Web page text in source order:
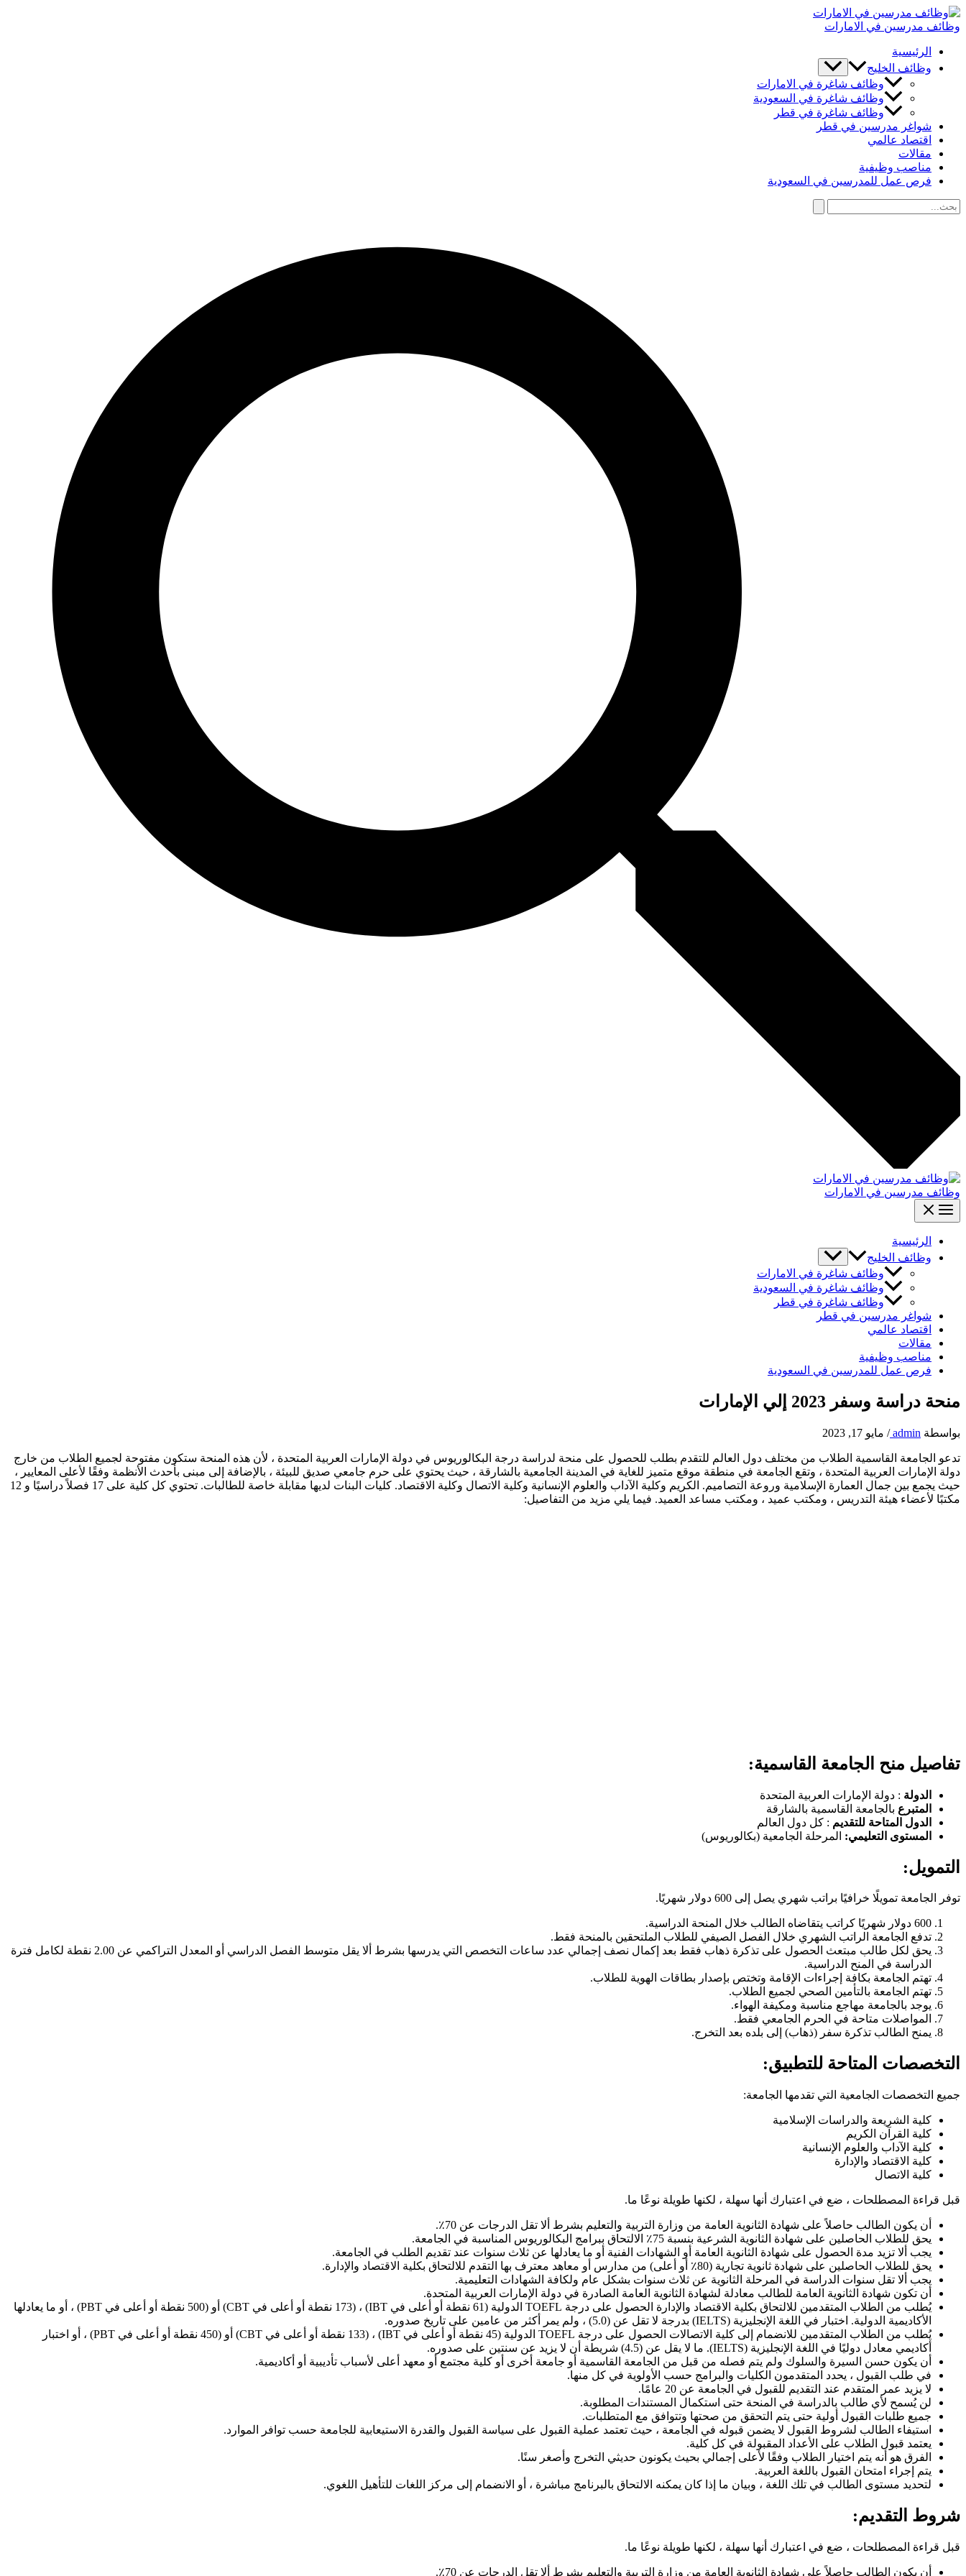
تخطي
إلى
وظائف مدرسين في الامارات
الرئيسية
وظائف الخليج
وظائف شاغرة في الامارات
وظائف شاغرة في السعودية
وظائف شاغرة في قطر
شواغر مدرسين في قطر
اقتصاد عالمي
مقالات
مناصب وظيفية
فرص عمل للمدرسين في السعودية
البحث
وظائف مدرسين في الامارات
الرئيسية
وظائف الخليج
وظائف شاغرة في الامارات
وظائف شاغرة في السعودية
وظائف شاغرة في قطر
شواغر مدرسين في قطر
اقتصاد عالمي
مقالات
مناصب وظيفية
فرص عمل للمدرسين في السعودية
منحة دراسة وسفر 2023 إلي الإمارات
بواسطة admin
/ مايو 17, 2023
تدعو الجامعة القاسمية الطلاب من مختلف دول العالم للتقدم بطلب للحصول على منحة لدراسة درجة البكالوريوس في دولة الإمارات العربية المتحدة ، لأن هذه المنحة ستكون مفتوحة لجميع الطلاب من خارج
دولة الإمارات العربية المتحدة ، وتقع الجامعة في منطقة موقع متميز للغاية في المدينة الجامعية بالشارقة ، حيث يحتوي على حرم جامعي صديق للبيئة ، بالإضافة إلى مبنى بأحدث الأنظمة وفقًا لأعلى المعايير ،
حيث يجمع بين جمال العمارة الإسلامية وروعة التصاميم. الكريم وكلية الآداب والعلوم الإنسانية وكلية الاتصال وكلية الاقتصاد. كليات البنات لديها مقابلة خاصة للطالبات. تحتوي كل كلية على 17 فصلاً دراسيًا و 12
مكتبًا لأعضاء هيئة التدريس ، ومكتب عميد ، ومكتب مساعد العميد. فيما يلي مزيد من التفاصيل:
تفاصيل منح الجامعة القاسمية:
الدولة : دولة الإمارات العربية المتحدة
المتبرع بالجامعة القاسمية بالشارقة
الدول المتاحة للتقديم : كل دول العالم
المستوى التعليمي: المرحلة الجامعية (بكالوريوس)
التمويل:
توفر الجامعة تمويلًا خرافيًا براتب شهري يصل إلى 600 دولار شهريًا.
600 دولار شهريًا كراتب يتقاضاه الطالب خلال المنحة الدراسية.
تدفع الجامعة الراتب الشهري خلال الفصل الصيفي للطلاب الملتحقين بالمنحة فقط.
يحق لكل طالب مبتعث الحصول على تذكرة ذهاب فقط بعد إكمال نصف إجمالي عدد ساعات التخصص التي يدرسها بشرط ألا يقل متوسط ​​الفصل الدراسي أو المعدل التراكمي عن 2.00 نقطة لكامل فترة
الدراسة في المنح الدراسية.
تهتم الجامعة بكافة إجراءات الإقامة وتختص بإصدار بطاقات الهوية للطلاب.
تهتم الجامعة بالتأمين الصحي لجميع الطلاب.
يوجد بالجامعة مهاجع مناسبة ومكيفة الهواء.
المواصلات متاحة في الحرم الجامعي فقط.
يمنح الطالب تذكرة سفر (ذهاب) إلى بلده بعد التخرج.
التخصصات المتاحة للتطبيق:
جميع التخصصات الجامعية التي تقدمها الجامعة:
كلية الشريعة والدراسات الإسلامية
كلية القرآن الكريم
كلية الآداب والعلوم الإنسانية
كلية الاقتصاد والإدارة
كلية الاتصال
قبل قراءة المصطلحات ، ضع في اعتبارك أنها سهلة ، لكنها طويلة نوعًا ما.
أن يكون الطالب حاصلاً على شهادة الثانوية العامة من وزارة التربية والتعليم بشرط ألا تقل الدرجات عن 70٪.
يحق للطلاب الحاصلين على شهادة الثانوية الشرعية بنسبة 75٪ الالتحاق ببرامج البكالوريوس المناسبة في الجامعة.
يجب ألا تزيد مدة الحصول على شهادة الثانوية العامة أو الشهادات الفنية أو ما يعادلها عن ثلاث سنوات عند تقديم الطلب في الجامعة.
يحق للطلاب الحاصلين على شهادة ثانوية تجارية (80٪ أو أعلى) من مدارس أو معاهد معترف بها التقدم للالتحاق بكلية الاقتصاد والإدارة.
يجب ألا تقل سنوات الدراسة في المرحلة الثانوية عن ثلاث سنوات بشكل عام ولكافة الشهادات التعليمية.
أن تكون شهادة الثانوية العامة للطالب معادلة لشهادة الثانوية العامة الصادرة في دولة الإمارات العربية المتحدة.
يُطلب من الطلاب المتقدمين للالتحاق بكلية الاقتصاد والإدارة الحصول على درجة TOEFL الدولية (61 نقطة أو أعلى في IBT) ، (173 نقطة أو أعلى في CBT) أو (500 نقطة أو أعلى في PBT) ، أو ما يعادلها
الأكاديمية الدولية. اختبار في اللغة الإنجليزية (IELTS) بدرجة لا تقل عن (5.0) ، ولم يمر أكثر من عامين على تاريخ صدوره.
يُطلب من الطلاب المتقدمين للانضمام إلى كلية الاتصالات الحصول على درجة TOEFL الدولية (45 نقطة أو أعلى في IBT) ، (133 نقطة أو أعلى في CBT) أو (450 نقطة أو أعلى في PBT) ، أو اختبار
أكاديمي معادل دوليًا في اللغة الإنجليزية (IELTS). ما لا يقل عن (4.5) شريطة أن لا يزيد عن سنتين على صدوره.
أن يكون حسن السيرة والسلوك ولم يتم فصله من قبل من الجامعة القاسمية أو جامعة أخرى أو كلية مجتمع أو معهد أعلى لأسباب تأديبية أو أكاديمية.
في طلب القبول ، يحدد المتقدمون الكليات والبرامج حسب الأولوية في كل منها.
لا يزيد عمر المتقدم عند التقديم للقبول في الجامعة عن 20 عامًا.
لن يُسمح لأي طالب بالدراسة في المنحة حتى استكمال المستندات المطلوبة.
جميع طلبات القبول أولية حتى يتم التحقق من صحتها وتتوافق مع المتطلبات.
استيفاء الطالب لشروط القبول لا يضمن قبوله في الجامعة ، حيث تعتمد عملية القبول على سياسة القبول والقدرة الاستيعابية للجامعة حسب توافر الموارد.
يعتمد قبول الطلاب على الأعداد المقبولة في كل كلية.
الفرق هو أنه يتم اختيار الطلاب وفقًا لأعلى إجمالي بحيث يكونون حديثي التخرج وأصغر سنًا.
يتم إجراء امتحان القبول باللغة العربية.
لتحديد مستوى الطالب في تلك اللغة ، وبيان ما إذا كان يمكنه الالتحاق بالبرنامج مباشرة ، أو الانضمام إلى مركز اللغات للتأهيل اللغوي.
شروط التقديم:
قبل قراءة المصطلحات ، ضع في اعتبارك أنها سهلة ، لكنها طويلة نوعًا ما.
أن يكون الطالب حاصلاً على شهادة الثانوية العامة من وزارة التربية والتعليم بشرط ألا تقل الدرجات عن 70٪.